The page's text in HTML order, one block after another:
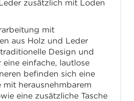
zusätzlich mit Loden
mit
aus Holz und Leder
Design und
einfache, lautlose
befinden sich eine
mit herausnehmbarem
eine zusätzliche Tasche